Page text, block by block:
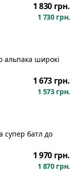
1 830 грн.
1 730 грн.
альпака широкі
1 673 грн.
1 573 грн.
супер батл до
1 970 грн.
1 870 грн.